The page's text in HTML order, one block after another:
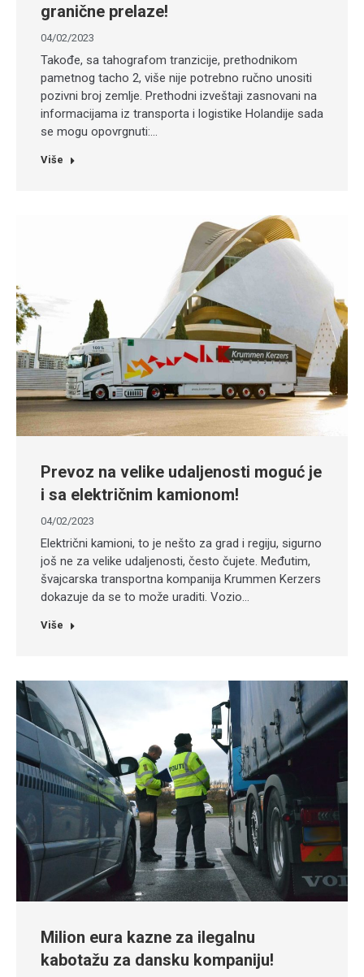
granične prelaze!
04/02/2023
Takođe, sa tahografom tranzicije, prethodnikom
pametnog tacho 2, više nije potrebno ručno unositi
pozivni broj zemlje. Prethodni izveštaji zasnovani na
informacijama iz transporta i logistike Holandije sada
se mogu opovrgnuti:…
Više
Prevoz na velike udaljenosti moguć je
i sa električnim kamionom!
04/02/2023
Električni kamioni, to je nešto za grad i regiju, sigurno
još ne za velike udaljenosti, često čujete. Međutim,
švajcarska transportna kompanija Krummen Kerzers
dokazuje da se to može uraditi. Vozio…
Više
Milion eura kazne za ilegalnu
kabotažu za dansku kompaniju!